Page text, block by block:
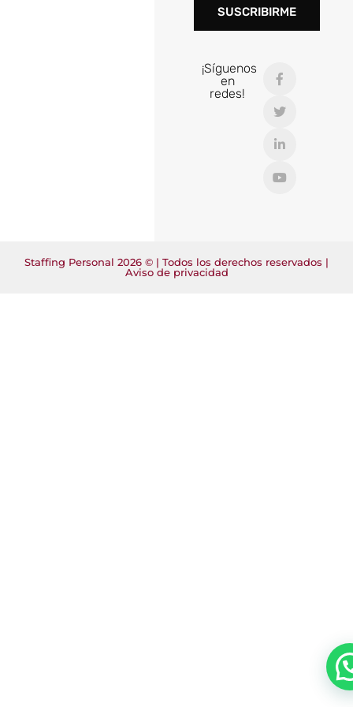
SUSCRIBIRME
¡Síguenos
en
redes!
Staffing Personal 2026 © | Todos los derechos reservados |
Aviso de privacidad